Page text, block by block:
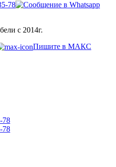
78
с 2014г.
Пишите в МАКС
78
78